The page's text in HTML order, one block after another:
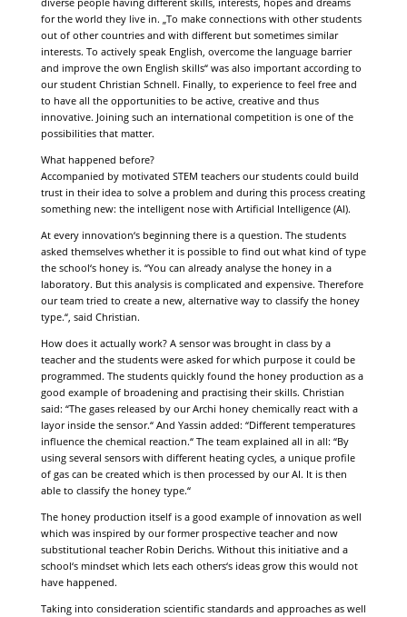
for the world they live in. „To make connections with other students
out of other countries and with different but sometimes similar
interests. To actively speak English, overcome the language barrier
and improve the own English skills“ was also important according to
our student Christian Schnell. Finally, to experience to feel free and
to have all the opportunities to be active, creative and thus
innovative. Joining such an international competition is one of the
possibilities that matter.
What happened before?
Accompanied by motivated STEM teachers our students could build
trust in their idea to solve a problem and during this process creating
something new: the intelligent nose with Artificial Intelligence (AI).
At every innovation‘s beginning there is a question. The students
asked themselves whether it is possible to find out what kind of type
the school‘s honey is. “You can already analyse the honey in a
laboratory. But this analysis is complicated and expensive. Therefore
our team tried to create a new, alternative way to classify the honey
type.“, said Christian.
How does it actually work? A sensor was brought in class by a
teacher and the students were asked for which purpose it could be
programmed. The students quickly found the honey production as a
good example of broadening and practising their skills. Christian
said: “The gases released by our Archi honey chemically react with a
layor inside the sensor.“ And Yassin added: “Different temperatures
influence the chemical reaction.“ The team explained all in all: “By
using several sensors with different heating cycles, a unique profile
of gas can be created which is then processed by our AI. It is then
able to classify the honey type.“
The honey production itself is a good example of innovation as well
which was inspired by our former prospective teacher and now
substitutional teacher Robin Derichs. Without this initiative and a
school‘s mindset which lets each others‘s ideas grow this would not
have happened.
Taking into consideration scientific standards and approaches as well